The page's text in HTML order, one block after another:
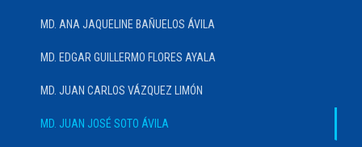
MD. ANA JAQUELINE BAÑUELOS ÁVILA
MD. EDGAR GUILLERMO FLORES AYALA
MD. JUAN CARLOS VÁZQUEZ LIMÓN
MD. JUAN JOSÉ SOTO ÁVILA